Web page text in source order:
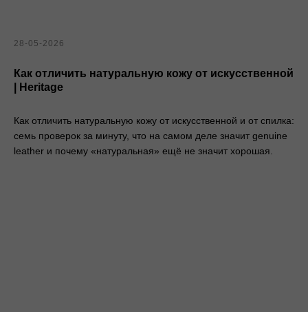
28-05-2026
Как отличить натуральную кожу от искусственной
| Heritage
Как отличить натуральную кожу от искусственной и от спилка:
семь проверок за минуту, что на самом деле значит genuine
leather и почему «натуральная» ещё не значит хорошая.